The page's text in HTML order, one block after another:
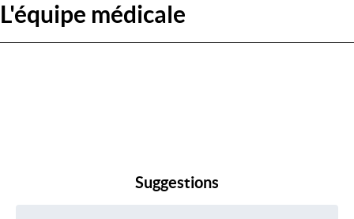
L'équipe médicale
Suggestions